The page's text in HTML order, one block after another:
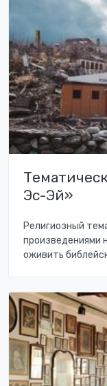
Эс-Эй»
Религиозный
произведениями
оживить